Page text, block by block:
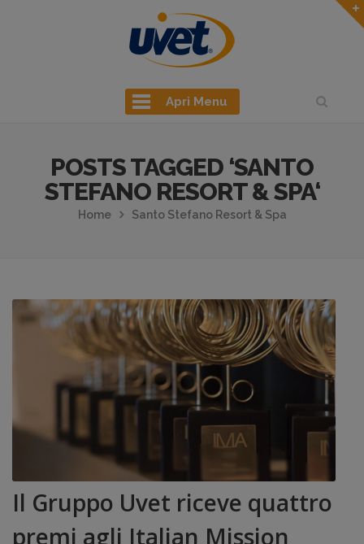
Apri Menu
POSTS TAGGED ‘SANTO
STEFANO RESORT & SPA‘
Home Santo Stefano Resort & Spa
Il Gruppo Uvet riceve quattro
premi agli Italian Mission